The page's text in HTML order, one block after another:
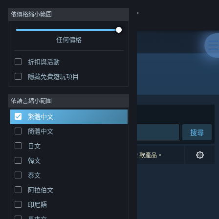
登入
社群
關於
客服
變更語言
取得 Steam 行動應用程式
檢視電腦版網頁
依價格縮小範圍
任何價格
折扣與活動
隱藏免費遊玩項目
依語言縮小範圍
繁體中文
簡體中文
日文
韓文
泰文
阿拉伯文
印尼語
開發人員: Horrendous Games
排序依據 相關性
搜尋
0 項相符的搜尋結果。 已根據您的偏好設定排除 2 款產品。